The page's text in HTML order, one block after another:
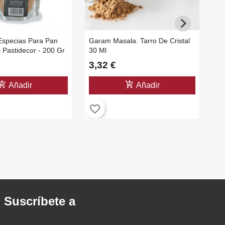
Para Pan
Pastidecor - 200 Gr
Añadir
Garam Masala. Tarro De Cristal
30 Ml
3,32 €
add_shopping_cart Añadir
favorite_border
Suscríbete a